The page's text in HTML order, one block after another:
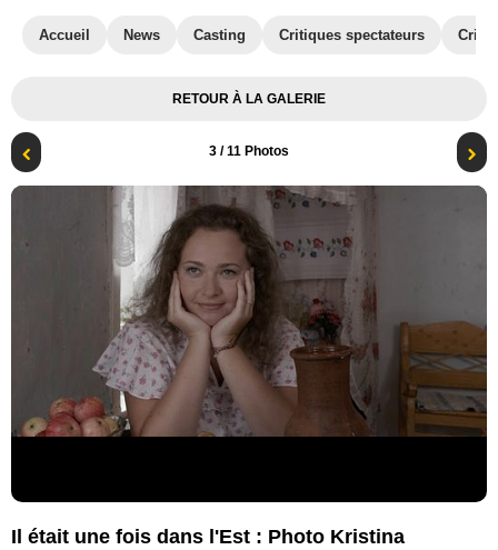
Accueil News Casting Critiques spectateurs
RETOUR À LA GALERIE
3 / 11 Photos
Il était une fois dans l'Est : Photo Kristina